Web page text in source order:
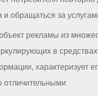
и обращаться за
рекламы из
в средствах
характеризует
отличительными